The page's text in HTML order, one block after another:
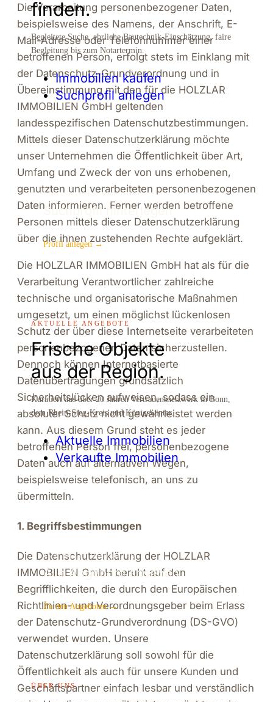
finden.
Begleitete Suche, ehrliche Bautechnik-Einschätzung, faire
Begleitung bis zum Notartermin.
Immobilien kaufen
Suchprofil anlegen
PERSÖNLICHE BERATUNG
Suchprofil hinterlegen
Profil anlegen →
AKTUELLE ANGEBOTE
Frische Objekte
aus der Region.
Kuratiert aus über 20 Jahren Vertrauensnetzwerk in Bonn,
dem Rhein-Sieg-Kreis und Königswinter.
Aktuelle Immobilien
Verkaufte Immobilien
AKTUELLE IMMOBILIEN
Alle Angebote ansehen
Zu den Angeboten →
ÜBER UNS
Die Verarbeitung personenbezogener Daten,
beispielsweise des Namens, der Anschrift, E-
Mail-Adresse oder Telefonnummer einer
betroffenen Person, erfolgt stets im Einklang mit
der Datenschutz-Grundverordnung und in
Übereinstimmung mit den für die HOLZLAR
IMMOBILIEN GmbH geltenden
landesspezifischen Datenschutzbestimmungen.
Mittels dieser Datenschutzerklärung möchte
unser Unternehmen die Öffentlichkeit über Art,
Umfang und Zweck der von uns erhobenen,
genutzten und verarbeiteten personenbezogenen
Daten informieren. Ferner werden betroffene
Personen mittels dieser Datenschutzerklärung
über die ihnen zustehenden Rechte aufgeklärt.
Die HOLZLAR IMMOBILIEN GmbH hat als für die
Verarbeitung Verantwortlicher zahlreiche
technische und organisatorische Maßnahmen
umgesetzt, um einen möglichst lückenlosen
Schutz der über diese Internetseite verarbeiteten
personenbezogenen Daten sicherzustellen.
Dennoch können Internetbasierte
Datenübertragungen grundsätzlich
Sicherheitslücken aufweisen, sodass ein
absoluter Schutz nicht gewährleistet werden
kann. Aus diesem Grund steht es jeder
betroffenen Person frei, personenbezogene
Daten auch auf alternativen Wegen,
beispielsweise telefonisch, an uns zu
übermitteln.
1. Begriffsbestimmungen
Die Datenschutzerklärung der HOLZLAR
IMMOBILIEN GmbH beruht auf den
Begrifflichkeiten, die durch den Europäischen
Richtlinien- und Verordnungsgeber beim Erlass
der Datenschutz-Grundverordnung (DS-GVO)
verwendet wurden. Unsere
Datenschutzerklärung soll sowohl für die
Öffentlichkeit als auch für unsere Kunden und
Geschäftspartner einfach lesbar und verständlich